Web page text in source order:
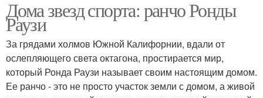
Дома звезд спорта: ранчо Ронды
Раузи
За грядами холмов Южной Калифорнии, вдали от
ослепляющего света октагона, простирается мир,
который Ронда Раузи называет своим настоящим домом.
Ее ранчо - это не просто участок земли с домом, а живой